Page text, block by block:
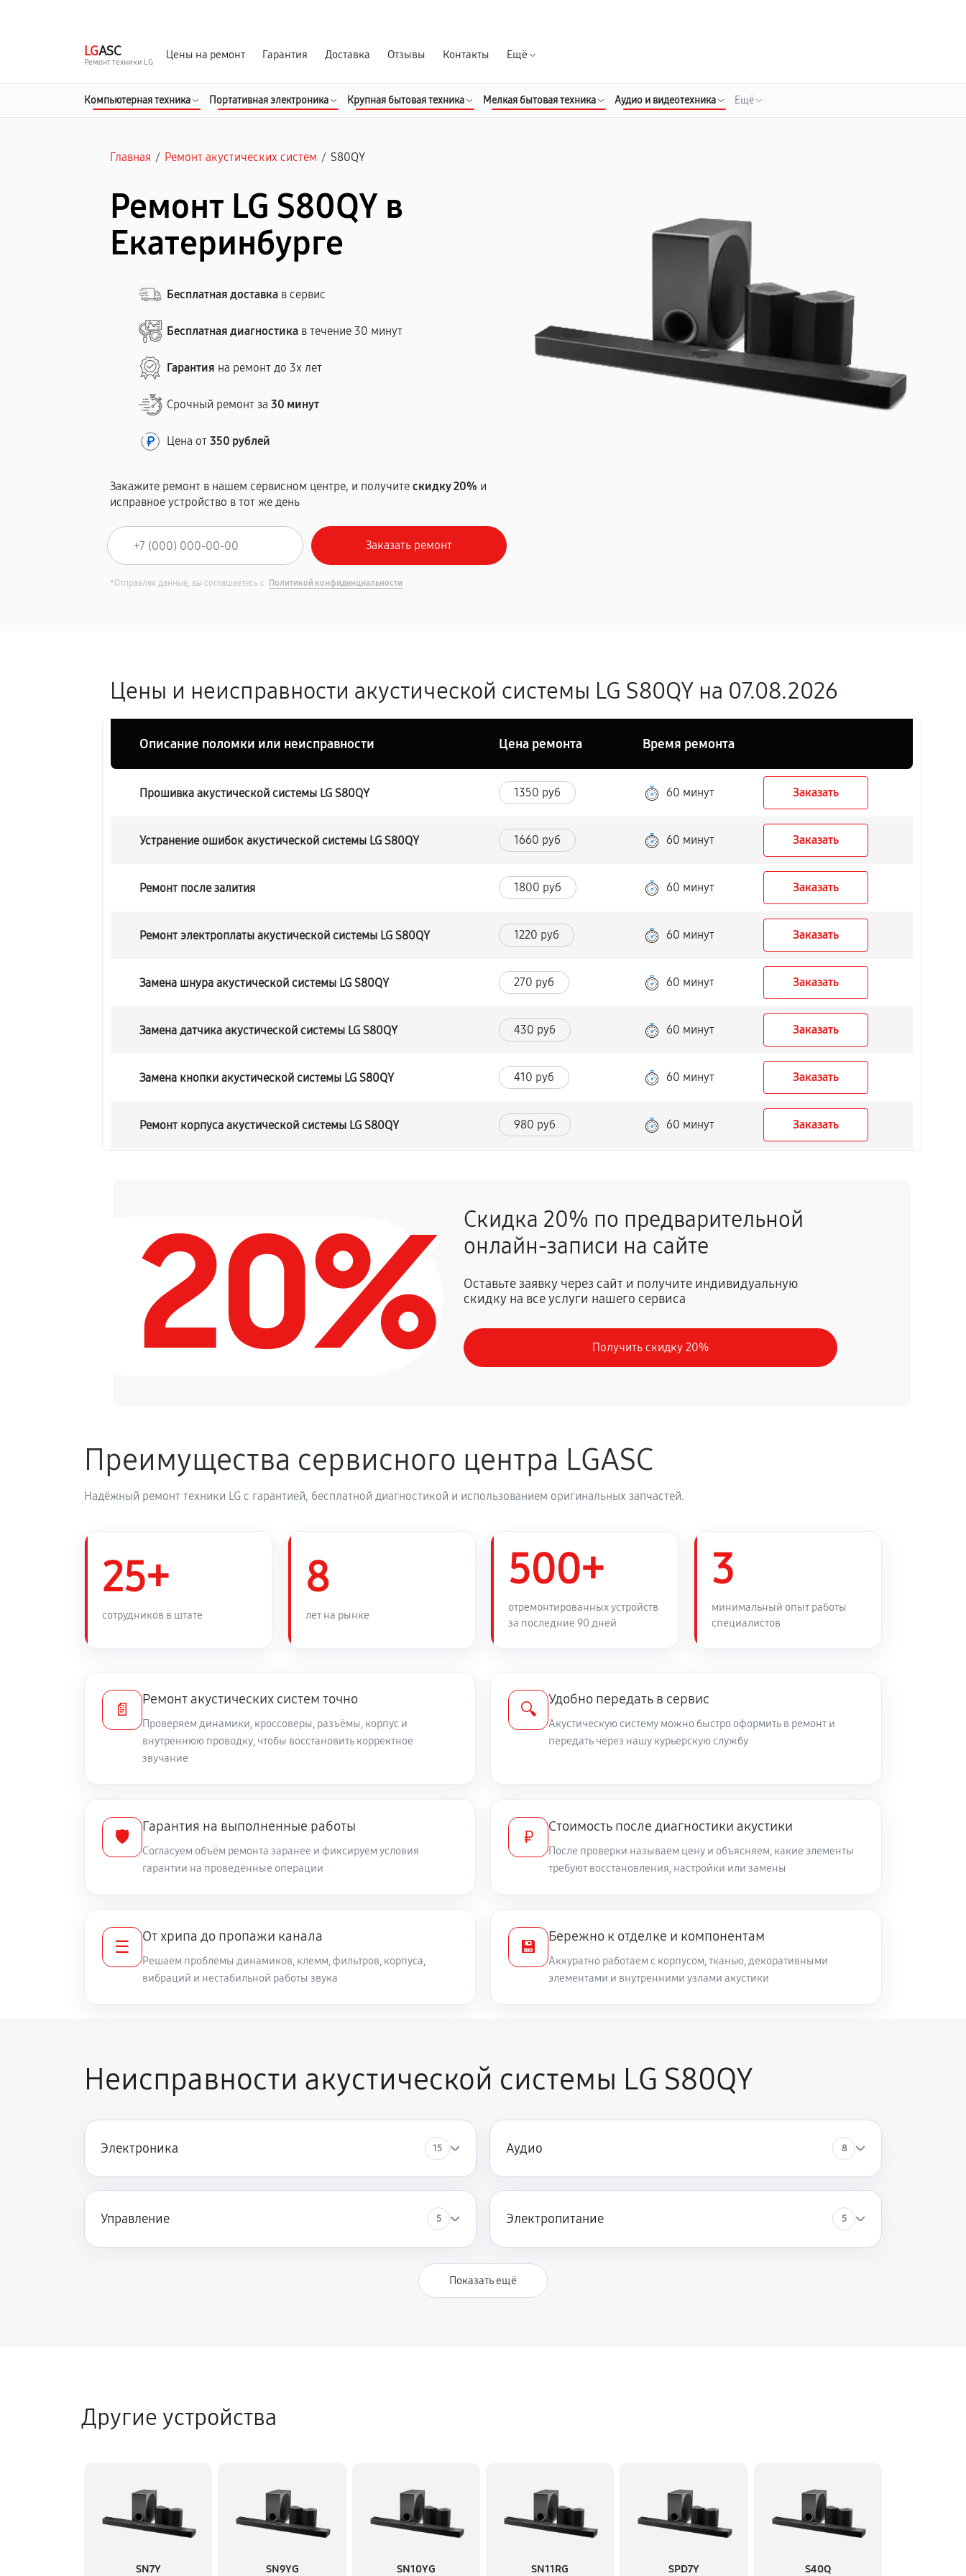
LGASC
Ремонт техники LG
Цены на ремонт Гарантия Доставка Отзывы Контакты Ещё
Компьютерная техника Портативная электроника Крупная бытовая техника Мелкая бытовая техника Аудио и видеотехника Ещё
Главная / Ремонт акустических систем / S80QY
Ремонт LG S80QY в
Екатеринбурге
Бесплатная доставка в сервис
Бесплатная диагностика в течение 30 минут
Гарантия на ремонт до 3х лет
Срочный ремонт за30 минут
Цена от350 рублей
Закажите ремонт в нашем сервисном центре, и получитескидку 20% и
исправное устройство в тот же день
*Отправляя данные, вы соглашаетесь с Политикой конфиденциальности
Цены и неисправности акустической системы LG S80QY на 07.08.2026
Описание поломки или неисправности Цена ремонта Время ремонта
Прошивка акустической системы LG S80QY 1350 руб 60 минут Заказать
Устранение ошибок акустической системы LG S80QY 1660 руб 60 минут Заказать
Ремонт после залития 1800 руб 60 минут Заказать
Ремонт электроплаты акустической системы LG S80QY 1220 руб 60 минут Заказать
Замена шнура акустической системы LG S80QY 270 руб 60 минут Заказать
Замена датчика акустической системы LG S80QY 430 руб 60 минут Заказать
Замена кнопки акустической системы LG S80QY 410 руб 60 минут Заказать
Ремонт корпуса акустической системы LG S80QY 980 руб 60 минут Заказать
520 руб 60 минут Заказать
Замена дисплея (экрана)
Модернизация акустической системы LG S80QY
20%
Скидка 20% по предварительной
онлайн-записи на сайте
Оставьте заявку через сайт и получите индивидуальную
скидку на все услуги нашего сервиса
Получить скидку 20%
Преимущества сервисного центра LGASC
Надёжный ремонт техники LG с гарантией, бесплатной диагностикой и использованием оригинальных запчастей.
25+
сотрудников в штате
8
лет на рынке
500+
отремонтированных устройств
за последние 90 дней
3
минимальный опыт работы
специалистов
📄
Ремонт акустических систем точно
Проверяем динамики, кроссоверы, разъёмы, корпус и
внутреннюю проводку, чтобы восстановить корректное
звучание
🔍
Удобно передать в сервис
Акустическую систему можно быстро оформить в ремонт и
передать через нашу курьерскую службу
🛡️
Гарантия на выполненные работы
Согласуем объём ремонта заранее и фиксируем условия
гарантии на проведённые операции
₽
Стоимость после диагностики акустики
После проверки называем цену и объясняем, какие элементы
требуют восстановления, настройки или замены
☰
От хрипа до пропажи канала
Решаем проблемы динамиков, клемм, фильтров, корпуса,
вибраций и нестабильной работы звука
💾
Бережно к отделке и компонентам
Аккуратно работаем с корпусом, тканью, декоративными
элементами и внутренними узлами акустики
Неисправности акустической системы LG S80QY
Электроника 15 Аудио 8
Управление 5 Электропитание 5
Показать ещё
Другие устройства
SN7Y SN9YG SN10YG SN11RG SPD7Y S40Q